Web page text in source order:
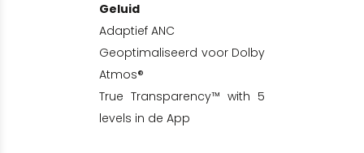
Geluid
Adaptief ANC
Geoptimaliseerd voor Dolby
Atmos®
True Transparency™ with 5
levels in de App